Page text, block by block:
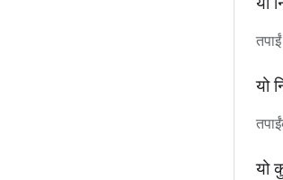
यो
यो